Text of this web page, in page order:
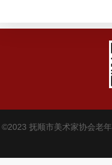
©2023 抚顺市美术家协会老